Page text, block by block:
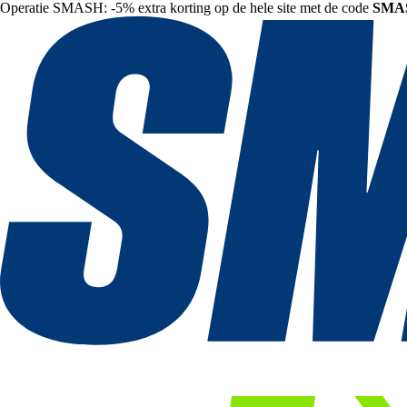
Operatie SMASH: -5% extra korting op de hele site met de code